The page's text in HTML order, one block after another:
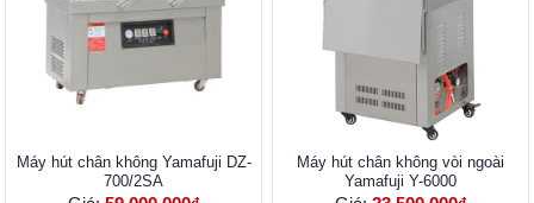
Máy hút chân không Yamafuji DZ-
700/2SA
Máy hút chân không vòi ngoài
Yamafuji Y-6000